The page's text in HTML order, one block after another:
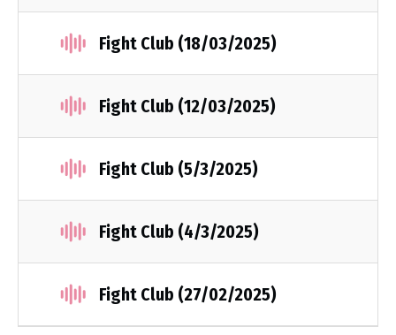
Fight Club (18/03/2025)
Fight Club (12/03/2025)
Fight Club (5/3/2025)
Fight Club (4/3/2025)
Fight Club (27/02/2025)